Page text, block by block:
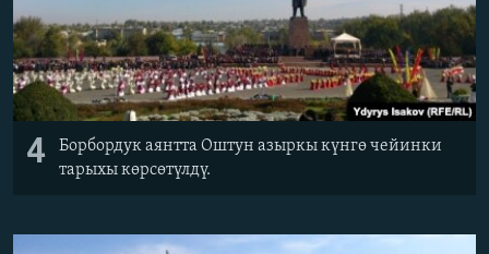
4
Борбордук аянтта Оштун азыркы күнгө чейинки
тарыхы көрсөтүлдү.